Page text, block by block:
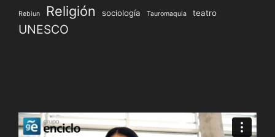
Rebiun Religión sociología Tauromaquia teatro
UNESCO